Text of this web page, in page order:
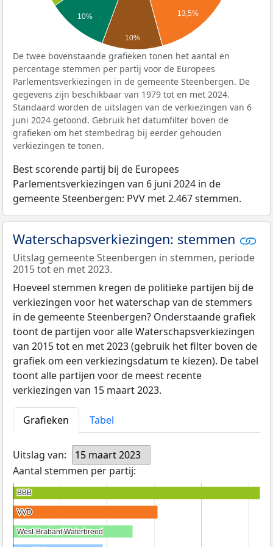
13,5%
10%
10%
De twee bovenstaande grafieken tonen het aantal en
percentage stemmen per partij voor de Europees
Parlementsverkiezingen in de gemeente Steenbergen. De
gegevens zijn beschikbaar van 1979 tot en met 2024.
Standaard worden de uitslagen van de verkiezingen van 6
juni 2024 getoond. Gebruik het datumfilter boven de
grafieken om het stembedrag bij eerder gehouden
verkiezingen te tonen.
Best scorende partij bij de Europees
Parlementsverkiezingen van 6 juni 2024 in de
gemeente Steenbergen: PVV met 2.467 stemmen.
Waterschapsverkiezingen: stemmen
Uitslag gemeente Steenbergen in stemmen, periode
2015 tot en met 2023.
Hoeveel stemmen kregen de politieke partijen bij de
verkiezingen voor het waterschap van de stemmers
in de gemeente Steenbergen? Onderstaande grafiek
toont de partijen voor alle Waterschapsverkiezingen
van 2015 tot en met 2023 (gebruik het filter boven de
grafiek om een verkiezingsdatum te kiezen). De tabel
toont alle partijen voor de meest recente
verkiezingen van 15 maart 2023.
Grafieken Tabel
Uitslag van:
15 maart 2023
Aantal stemmen per partij:
BBB
BBB
VVD
VVD
West-Brabant Waterbreed
West-Brabant Waterbreed